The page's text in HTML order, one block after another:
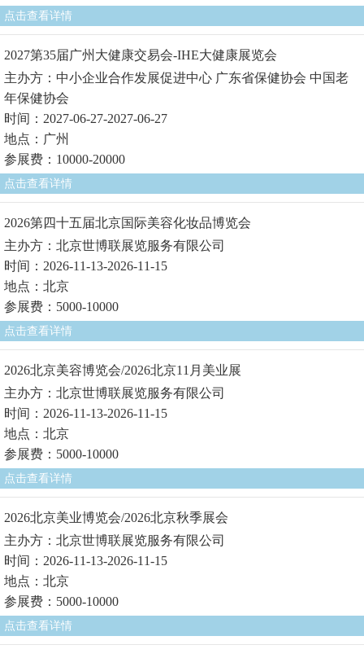
点击查看详情
2027第35届广州大健康交易会-IHE大健康展览会
主办方：中小企业合作发展促进中心 广东省保健协会 中国老
年保健协会
时间：2027-06-27-2027-06-27
地点：广州
参展费：10000-20000
点击查看详情
2026第四十五届北京国际美容化妆品博览会
主办方：北京世博联展览服务有限公司
时间：2026-11-13-2026-11-15
地点：北京
参展费：5000-10000
点击查看详情
2026北京美容博览会/2026北京11月美业展
主办方：北京世博联展览服务有限公司
时间：2026-11-13-2026-11-15
地点：北京
参展费：5000-10000
点击查看详情
2026北京美业博览会/2026北京秋季展会
主办方：北京世博联展览服务有限公司
时间：2026-11-13-2026-11-15
地点：北京
参展费：5000-10000
点击查看详情